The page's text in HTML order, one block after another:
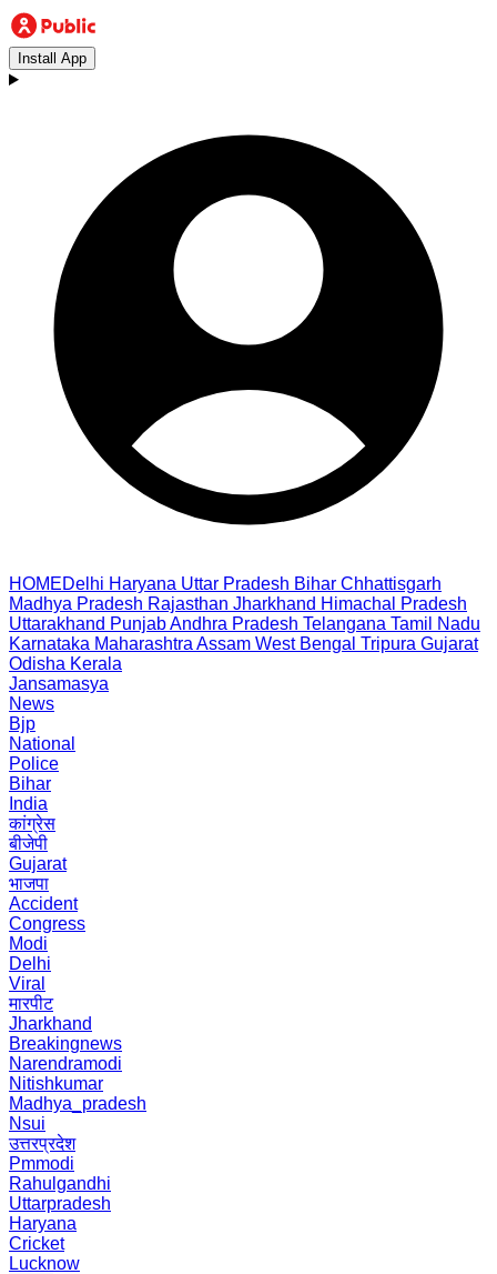
Install App
HOMEDelhi Haryana Uttar Pradesh Bihar Chhattisgarh
Madhya Pradesh Rajasthan Jharkhand Himachal Pradesh
Uttarakhand PunjabAndhra Pradesh Telangana Tamil Nadu
Karnataka Maharashtra Assam West Bengal Tripura Gujarat
Odisha Kerala
Jansamasya
News
Bjp
National
Police
Bihar
India
कांग्रेस
बीजेपी
Gujarat
भाजपा
Accident
Congress
Modi
Delhi
Viral
मारपीट
Jharkhand
Breakingnews
Narendramodi
Nitishkumar
Madhya_pradesh
Nsui
उत्तरप्रदेश
Pmmodi
Rahulgandhi
Uttarpradesh
Haryana
Cricket
Lucknow